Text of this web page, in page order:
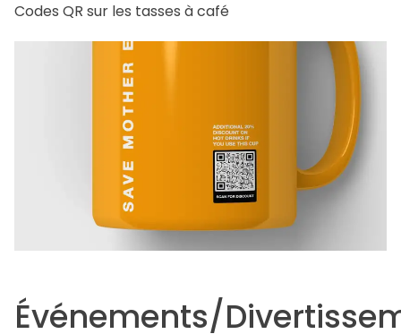
Codes QR sur les tasses à café
Événements/